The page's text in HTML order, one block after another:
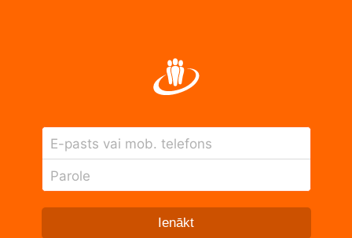
E-pasts vai mob. telefons
Parole
Ienākt